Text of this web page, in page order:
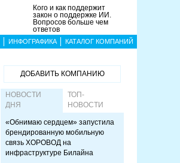
Кого и как поддержит
закон о поддержке ИИ.
Вопросов больше чем
ответов
ИНФОГРАФИКА КАТАЛОГ КОМПАНИЙ
ДОБАВИТЬ КОМПАНИЮ
НОВОСТИ
ДНЯ
ТОП-
НОВОСТИ
«Обнимаю сердцем» запустила
брендированную мобильную
связь ХОРОВОД на
инфраструктуре Билайна